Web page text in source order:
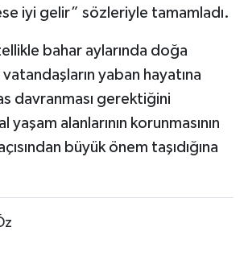
iyi gelir” sözleriyle tamamladı.
bahar aylarında doğa
yaban hayatına
davranması gerektiğini
alanlarının korunmasının
büyük önem taşıdığına